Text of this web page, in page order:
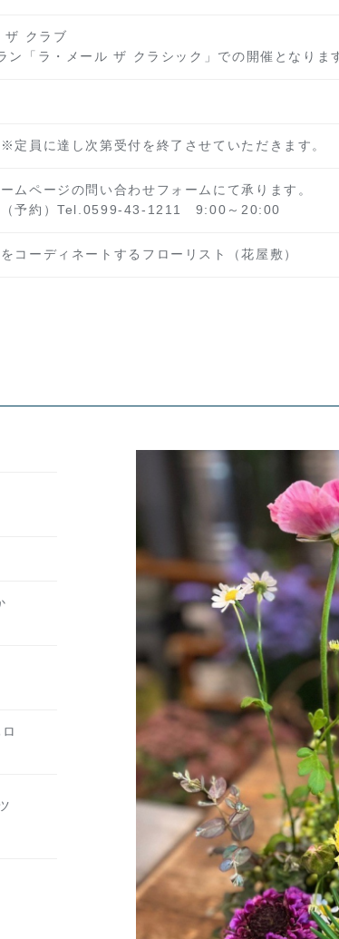
ザ クラブ
ン「ラ・メール ザ クラシック」での開催となりま
員に達し次第受付を終了させていただきます。
ムページの問い合わせフォームにて承ります。
（予約）Tel.0599-43-1211 9:00～20:00
コーディネートするフローリスト（花屋敷）